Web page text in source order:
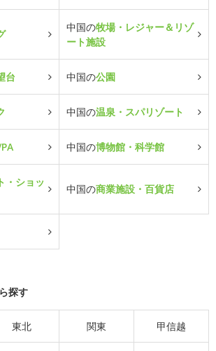
中国の牧場・レジャー＆リゾ
ート施設
台 中国の公園
中国の温泉・スパリゾート
中国の博物館・科学館
・ショッ
中国の商業施設・百貨店
探す
東北 関東 甲信越